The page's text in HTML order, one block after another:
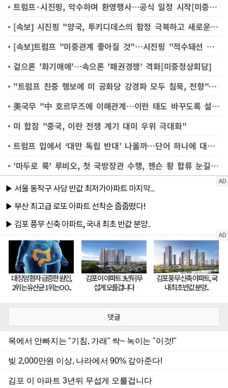
트럼프·시진핑, 악수하며 환영행사…공식 일정 시작[미중정상회담]
[속보] 시진핑 "양국, 투키디데스의 함정 극복하고 새로운 길 개척해야"
[속보]트럼프 "미중관계 좋아질 것"…시진핑 "적수돼선 안돼"
겉으론 '화기애애'…속으론 '패권경쟁' 격화[미중정상회담]
"트럼프 친중 행보에 미 공화당 강경파 모두 침묵, 전향"[미중 정상회담]
美국무 "中 호르무즈에 이해관계…이란 태도 바꾸도록 설득해야"
미 합참 "중국, 이란 전쟁 계기 대미 우위 극대화"
트럼프 입에서 ‘대만 독립 반대’ 나올까…단어 하나에 대만·동맹국도 긴장
'마두로 룩' 루비오, 첫 국방장관 수행, 젠슨 황 합류 눈길[미중정상회담]
댓글